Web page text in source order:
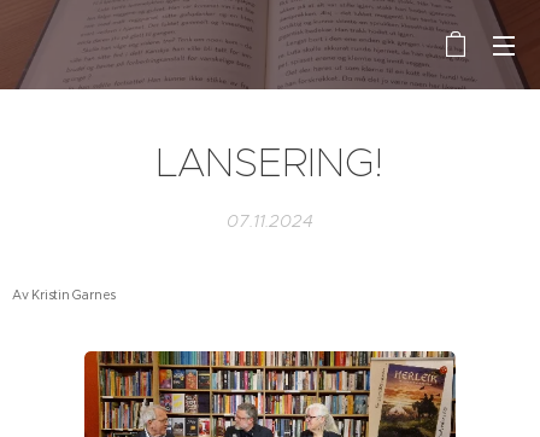
LANSERING!
07.11.2024
Av Kristin Garnes